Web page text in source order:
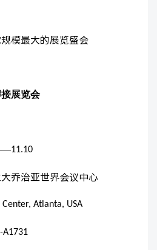
模最大的展览盛会
展览会
11.10
乔治亚世界会议中心
Atlanta, USA
A1731